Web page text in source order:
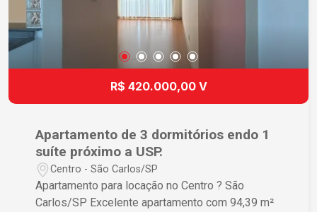
R$ 420.000,00 V
Apartamento de 3 dormitórios endo 1
suíte próximo a USP.
Centro - São Carlos/SP
Apartamento para locação no Centro ? São
Carlos/SP Excelente apartamento com 94,39 m²